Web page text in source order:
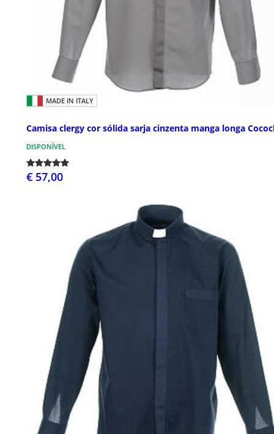
MADE IN ITALY
Camisa clergy cor sólida sarja cinzenta manga longa
DISPONÍVEL
€ 57,00